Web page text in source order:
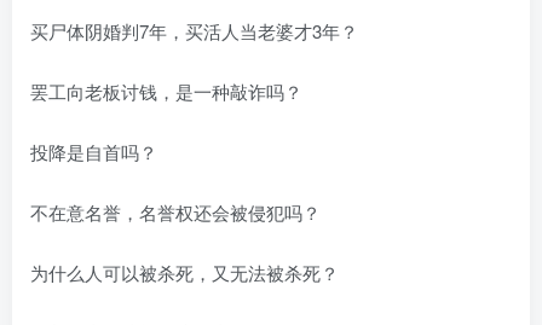
买尸体阴婚判7年，买活人当老婆才3年？
罢工向老板讨钱，是一种敲诈吗？
投降是自首吗？
不在意名誉，名誉权还会被侵犯吗？
为什么人可以被杀死，又无法被杀死？